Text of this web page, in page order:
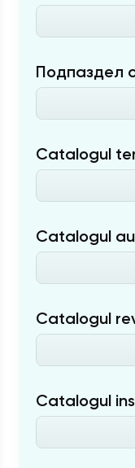
Подпаздел
Catalogul
Catalogul
Catalogul
Catalogul